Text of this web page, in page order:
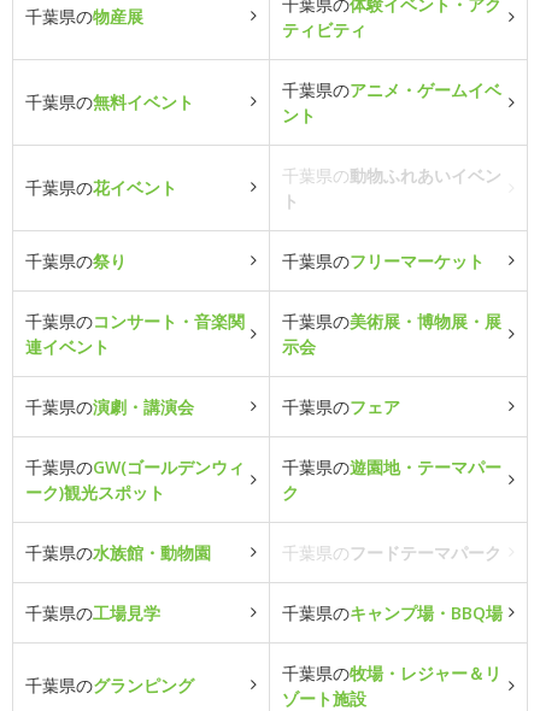
千葉県の物産展
ティビティ
千葉県の無料イベント
千葉県のアニメ・ゲームイベ
ント
千葉県の花イベント
千葉県の動物ふれあいイベン
ト
千葉県の祭り 千葉県のフリーマーケット
千葉県のコンサート・音楽関
連イベント
千葉県の美術展・博物展・展
示会
千葉県の演劇・講演会 千葉県のフェア
千葉県のGW(ゴールデンウィ
ーク)観光スポット
千葉県の遊園地・テーマパー
ク
千葉県の水族館・動物園 千葉県のフードテーマパーク
千葉県の工場見学 千葉県のキャンプ場・BBQ場
千葉県のグランピング
千葉県の牧場・レジャー＆リ
ゾート施設